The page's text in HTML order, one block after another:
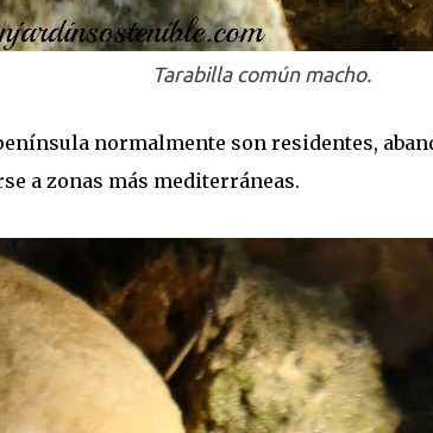
Tarabilla común macho.
normalmente son residentes,
a zonas más mediterráneas.